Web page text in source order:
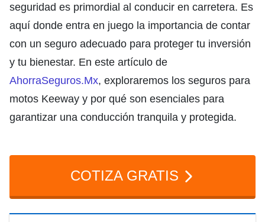
seguridad es primordial al conducir en carretera. Es
aquí donde entra en juego la importancia de contar
con un seguro adecuado para proteger tu inversión
y tu bienestar. En este artículo de
AhorraSeguros.Mx, exploraremos los seguros para
motos Keeway y por qué son esenciales para
garantizar una conducción tranquila y protegida.
COTIZA GRATIS